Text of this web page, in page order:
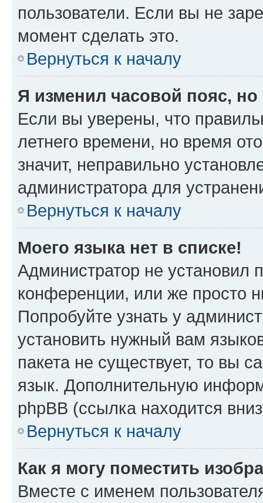
пользователи. Если вы не
момент сделать это.
Вернуться к началу
Я изменил часовой пояс,
Если вы уверены, что
летнего времени, но время
значит, неправильно
администратора для
Вернуться к началу
Моего языка нет в списке!
Администратор не установил
конференции, или же просто
Попробуйте узнать у
установить нужный вам
пакета не существует, то вы
язык. Дополнительную
phpBB (ссылка находится
Вернуться к началу
Как я могу поместить
Вместе с именем